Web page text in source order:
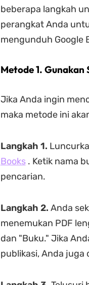
beberapa langkah
perangkat Anda
mengunduh Google
Metode 1. Gunakan
Jika Anda ingin
maka metode ini
Langkah 1.
Books. Ketik nama
pencarian.
Langkah 2. Anda
menemukan PDF
dan "Buku." Jika
publikasi, Anda